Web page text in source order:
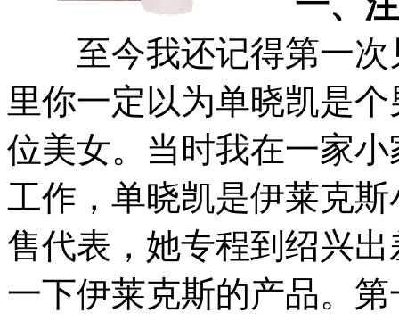
至今我还记得第一次
里你一定以为单晓凯是
位美女。当时我在一家
工作，单晓凯是伊莱克
售代表，她专程到绍兴
一下伊莱克斯的产品。